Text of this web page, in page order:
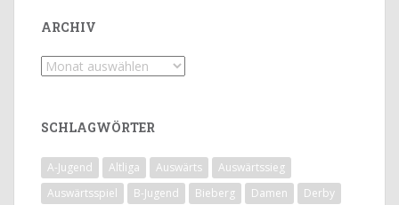
ARCHIV
Archiv
SCHLAGWÖRTER
A-Jugend Altliga Auswärts
Auswärtssieg
Auswärtsspiel
B-Jugend Bieberg Damen
Derby